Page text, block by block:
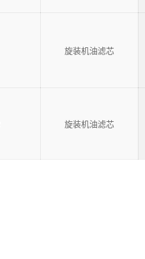
旋装机油滤芯
旋装机油滤芯